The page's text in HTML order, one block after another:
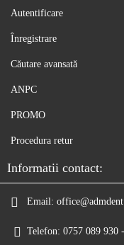
Autentificare
Înregistrare
Căutare avansată
ANPC
PROMO
Procedura retur
Informatii contact:
Email:
Telefon: 0757 089 930